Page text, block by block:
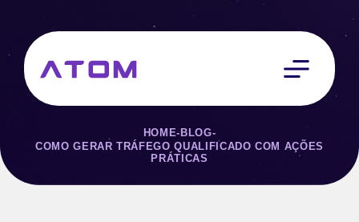
HOME- BLOG-
COMO GERAR TRÁFEGO QUALIFICADO COM AÇÕES
PRÁTICAS